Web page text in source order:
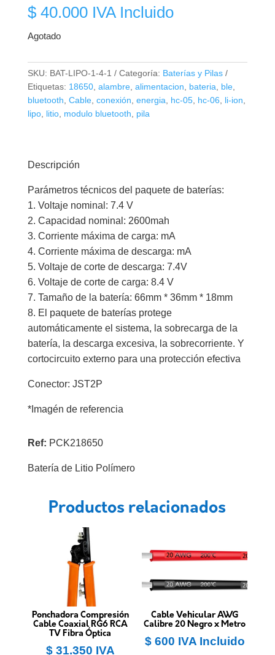
$40.000 IVA Incluido
Agotado
SKU: BAT-LIPO-1-4-1 Categoría: Baterías y Pilas
Etiquetas: 18650, alambre, alimentacion bateria ble,
bluetooth Cable, conexión energia hc-05, hc-06 li-ion
lipo, litio, modulo bluetooth pila
Descripción
Parámetros técnicos del paquete de baterías:
1. Voltaje nominal: 7.4 V
2. Capacidad nominal: 2600mah
3. Corriente máxima de carga: mA
4. Corriente máxima de descarga: mA
5. Voltaje de corte de descarga: 7.4V
6. Voltaje de corte de carga: 8.4 V
7. Tamaño de la batería: 66mm * 36mm * 18mm
8. El paquete de baterías protege
automáticamente el sistema, la sobrecarga de la
batería, la descarga excesiva, la sobrecorriente. Y
cortocircuito externo para una protección efectiva
Conector: JST2P
*Imagén de referencia
Ref: PCK218650
Batería de Litio Polímero
Productos relacionados
Ponchadora Compresión
Cable Coaxial RG6 RCA
TV Fibra Óptica
$31.350 IVA
Cable Vehicular AWG
Calibre 20 Negro x Metro
$600 IVA Incluido